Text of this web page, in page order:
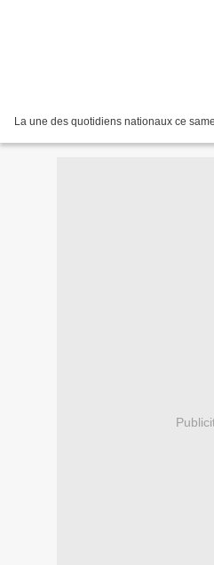
La une des quotidiens nationaux ce